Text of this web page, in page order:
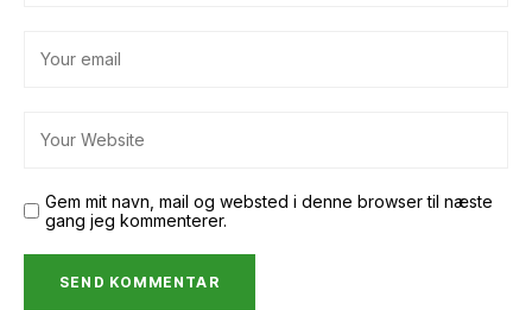
Gem mit navn, mail og websted i denne browser til næste
gang jeg kommenterer.